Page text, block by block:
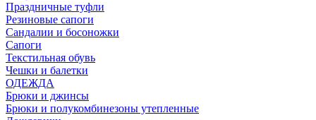
Праздничные туфли
Резиновые сапоги
Сандалии и босоножки
Сапоги
Текстильная обувь
Чешки и балетки
ОДЕЖДА
Брюки и джинсы
Брюки и полукомбинезоны утепленные